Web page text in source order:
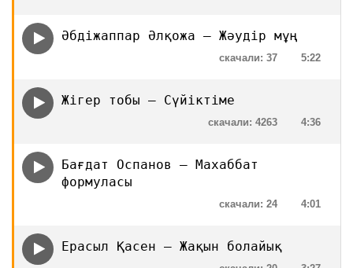
Әбдіжаппар Әлқожа — Жәудір мұң
5:22
скачали: 37
Жігер тобы — Сүйіктіме
4:36
скачали: 4263
Бағдат Оспанов — Махаббат
формуласы
4:01
скачали: 24
Ерасыл Қасен — Жақын болайық